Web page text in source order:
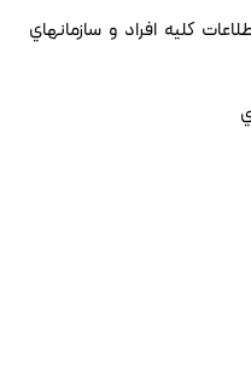
کليه افراد و سازمانهاي